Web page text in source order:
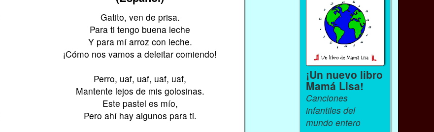
Gatito, ven de prisa.
Para ti tengo buena leche
Y para mí arroz con leche.
¡Cómo nos vamos a deleitar comiendo!
Perro, uaf, uaf, uaf, uaf,
Mantente lejos de mis golosinas.
Este pastel es mío,
Pero ahí hay algunos para ti.
¡Un nuevo libro
Mamá Lisa!
Canciones
infantiles del
mundo entero